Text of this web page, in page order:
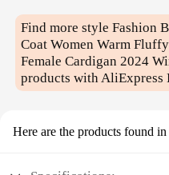
Find more styleFashion
Coat Women Warm
Female Cardigan 2024
products with AliExpress
Here are the products found in